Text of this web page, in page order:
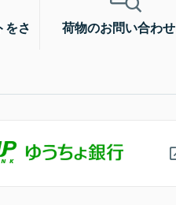
をさ
荷物のお問い合わせ